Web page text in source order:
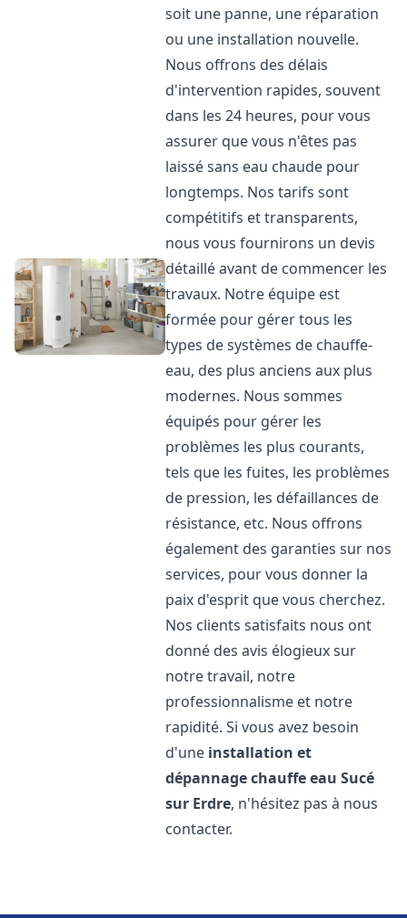
soit une panne, une réparation
ou une installation nouvelle.
Nous offrons des délais
d'intervention rapides, souvent
dans les 24 heures, pour vous
assurer que vous n'êtes pas
laissé sans eau chaude pour
longtemps. Nos tarifs sont
compétitifs et transparents,
nous vous fournirons un devis
détaillé avant de commencer les
travaux. Notre équipe est
formée pour gérer tous les
types de systèmes de chauffe-
eau, des plus anciens aux plus
modernes. Nous sommes
équipés pour gérer les
problèmes les plus courants,
tels que les fuites, les problèmes
de pression, les défaillances de
résistance, etc. Nous offrons
également des garanties sur nos
services, pour vous donner la
paix d'esprit que vous cherchez.
Nos clients satisfaits nous ont
donné des avis élogieux sur
notre travail, notre
professionnalisme et notre
rapidité. Si vous avez besoin
d'une installation et
dépannage chauffe eau Sucé
sur Erdre, n'hésitez pas à nous
contacter.